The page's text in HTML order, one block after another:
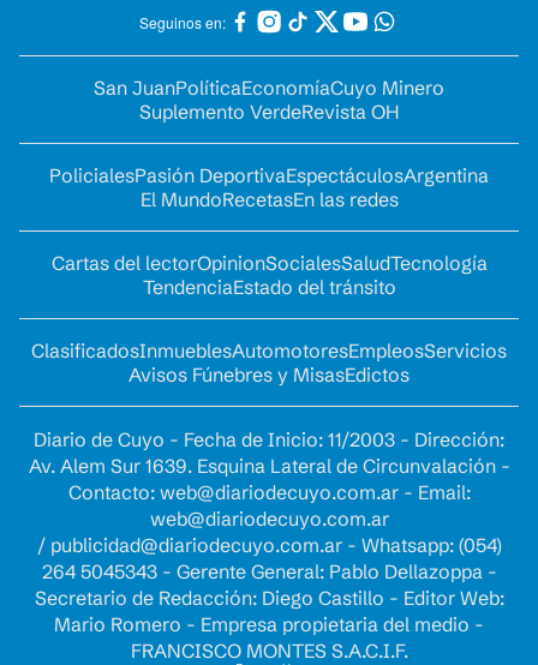
Seguinos en:
San JuanPolíticaEconomíaCuyo Minero
Suplemento VerdeRevista OH
PolicialesPasión DeportivaEspectáculosArgentina
El MundoRecetasEn las redes
Cartas del lectorOpinionSocialesSaludTecnología
TendenciaEstado del tránsito
ClasificadosInmueblesAutomotoresEmpleosServicios
Avisos Fúnebres y MisasEdictos
Diario de Cuyo - Fecha de Inicio: 11/2003 - Dirección:
Av. Alem Sur 1639. Esquina Lateral de Circunvalación -
Contacto: web@diariodecuyo.com.ar- Email:
web@diariodecuyo.com.ar
/ publicidad@diariodecuyo.com.ar- Whatsapp: (054)
264 5045343 - Gerente General: Pablo Dellazoppa -
Secretario de Redacción: Diego Castillo - Editor Web:
Mario Romero - Empresa propietaria del medio -
FRANCISCO MONTES S.A.C.I.F.